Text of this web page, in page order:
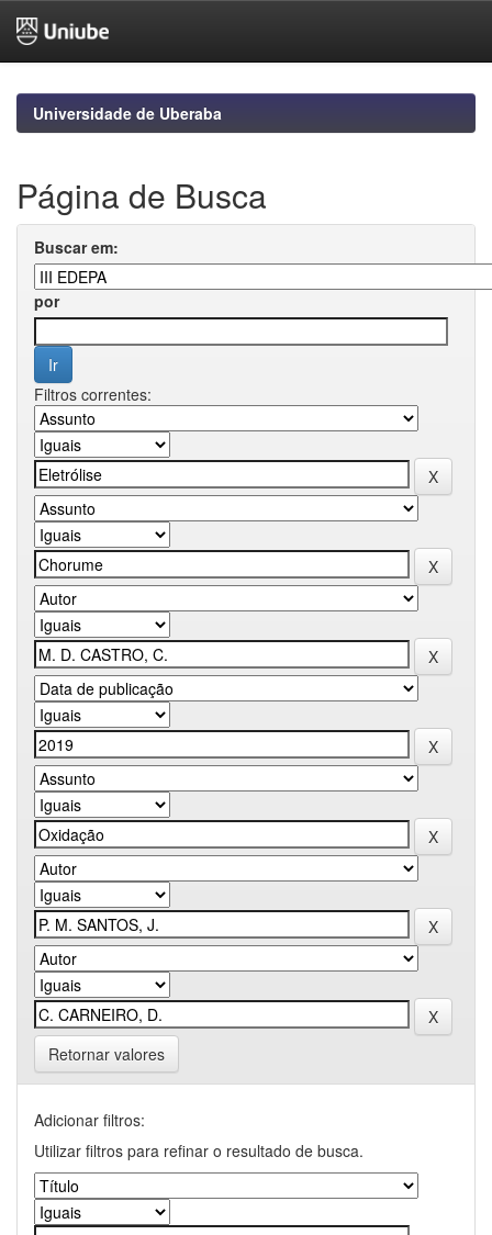
navigationUniversidade de Uberaba
Página de Busca
Buscar em:
por
Filtros correntes:
Retornar valores
Adicionar filtros:
Utilizar filtros para refinar o resultado de busca.